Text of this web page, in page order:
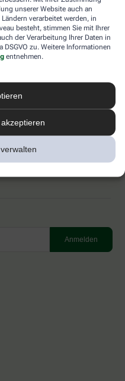
unserer Website auch an
verarbeitet werden, in
besteht, stimmen Sie mit Ihrer
der Verarbeitung Ihrer Daten in
zu. Weitere Informationen
entnehmen.